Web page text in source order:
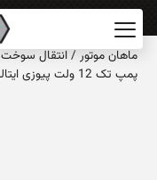
ماهان‌ موتور /انتقال سوخت
پمپ تک 12 ولت پیوزی ایتالیا – F00357500